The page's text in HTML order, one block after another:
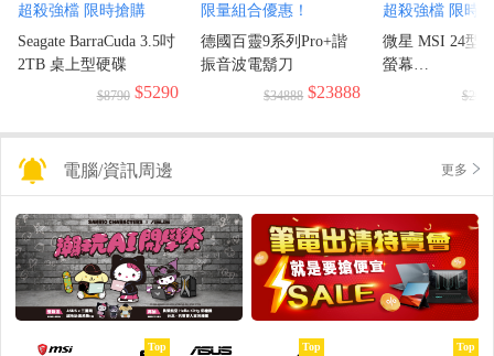
超殺強檔 限時搶購
Seagate BarraCuda 3.5吋
2TB 桌上型硬碟
$8790 $5290
限量組合優惠！
德國百靈9系列Pro+諧
振音波電鬍刀
$34888 $23888
超殺強檔 限時
微星 MSI 24型
螢幕
(1920x1080/$2990
電腦/資訊周邊 更多
Top Top Top